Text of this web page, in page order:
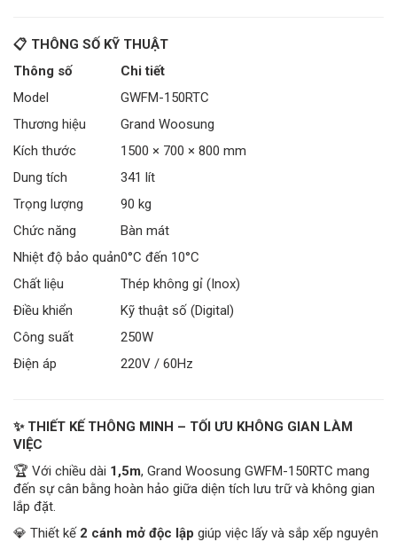
📋 THÔNG SỐ KỸ THUẬT
Thông số
Chi tiết
Model
GWFM-150RTC
Thương hiệu
Grand Woosung
Kích thước
1500 × 700 × 800 mm
Dung tích
341 lít
Trọng lượng
90 kg
Chức năng
Bàn mát
Nhiệt độ bảo quản0°C đến 10°C
Chất liệu
Thép không gỉ (Inox)
Điều khiển
Kỹ thuật số (Digital)
Công suất
250W
Điện áp
220V / 60Hz
✨ THIẾT KẾ THÔNG MINH – TỐI ƯU KHÔNG GIAN LÀM
VIỆC
🏆 Với chiều dài 1,5m, Grand Woosung GWFM-150RTC mang
đến sự cân bằng hoàn hảo giữa diện tích lưu trữ và không gian
lắp đặt.
💎 Thiết kế 2 cánh mở độc lập giúp việc lấy và sắp xếp nguyên